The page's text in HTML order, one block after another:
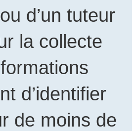
d’un tuteur
la collecte
d’identifier
de moins de